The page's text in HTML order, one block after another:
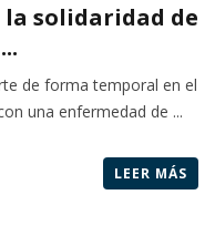
solidaridad de
de forma temporal en el
una enfermedad de ...
LEER MÁS